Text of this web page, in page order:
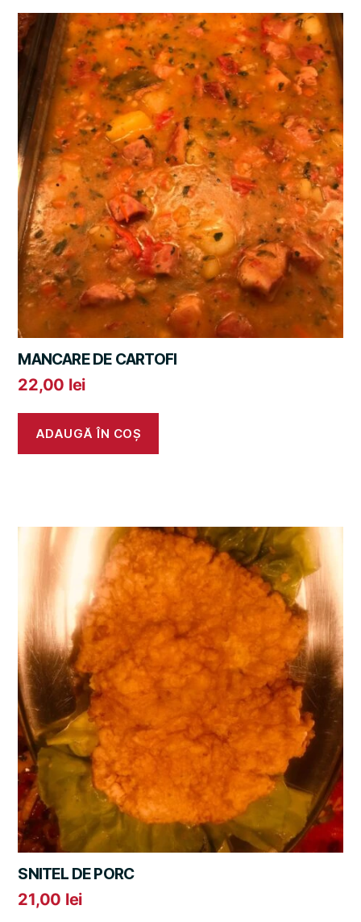
MANCARE DE CARTOFI
22,00 lei
ADAUGĂ ÎN COȘ
SNITEL DE PORC
21,00 lei